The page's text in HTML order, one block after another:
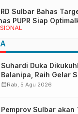
Sulbar Bahas
PUPR Siap
Daerah
Suhardi Duka
Balanipa, Raih Gelar
Tappidena
calendar_monthRab, 5 Agu 2026
Pemprov Sulbar akan